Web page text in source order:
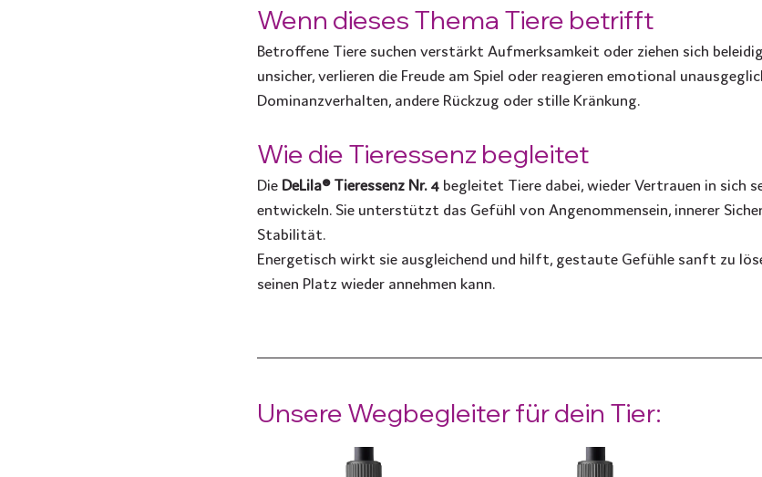
Wenn dieses Thema Tiere betrifft
Betroffene Tiere suchen verstärkt Aufmerksamkeit oder ziehen sich
unsicher, verlieren die Freude am Spiel oder reagieren emotional
Dominanzverhalten, andere Rückzug oder stille Kränkung.
Wie die Tieressenz begleitet
Die DeLila® Tieressenz Nr. 4 begleitet Tiere dabei, wieder Vertrauen in sich
entwickeln. Sie unterstützt das Gefühl von Angenommensein, innerer
Stabilität.
Energetisch wirkt sie ausgleichend und hilft, gestaute Gefühle sanft zu
seinen Platz wieder annehmen kann.
Unsere Wegbegleiter für dein Tier: